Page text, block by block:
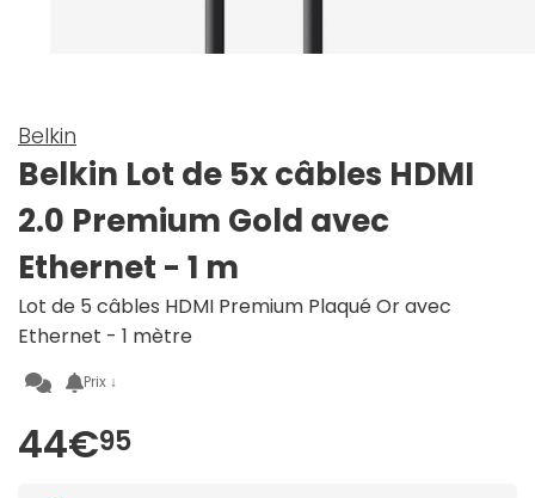
Belkin
Belkin Lot de 5x câbles HDMI
2.0 Premium Gold avec
Ethernet - 1 m
Lot de 5 câbles HDMI Premium Plaqué Or avec
Ethernet - 1 mètre
Prix ↓
44€95